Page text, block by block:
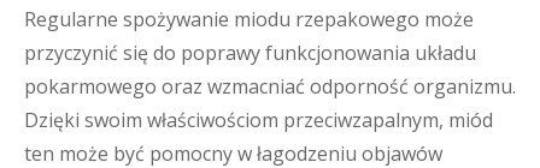
Regularne spożywanie miodu rzepakowego może
przyczynić się do poprawy funkcjonowania układu
pokarmowego oraz wzmacniać odporność organizmu.
Dzięki swoim właściwościom przeciwzapalnym, miód
ten może być pomocny w łagodzeniu objawów